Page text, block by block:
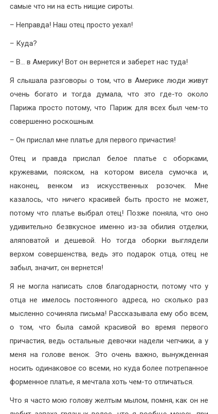
самые что ни на есть нищие сироты.
– Неправда! Наш отец просто уехал!
– Куда?
– В… в Америку! Вот он вернется и заберет нас туда!
Я слышала разговоры о том, что в Америке люди живут
очень богато и тогда думала, что это где-то около
Парижа просто потому, что Париж для всех был чем-то
совершенно роскошным.
– Он прислал мне платье для первого причастия!
Отец и правда прислал белое платье с оборками,
кружевами, пояском, на котором висела сумочка и,
наконец, венком из искусственных розочек. Мне
казалось, что ничего красивей быть просто не может,
потому что платье выбрал отец! Позже поняла, что оно
удивительно безвкусное именно из-за обилия отделки,
аляповатой и дешевой. Но тогда оборки выглядели
верхом совершенства, ведь это подарок отца, отец не
забыл, значит, он вернется!
Я не могла написать слов благодарности, потому что у
отца не имелось постоянного адреса, но сколько раз
мысленно сочиняла письма! Рассказывала ему обо всем,
о том, что была самой красивой во время первого
причастия, ведь остальные девочки надели чепчики, а у
меня на голове венок. Это очень важно, вынужденная
носить одинаковое со всеми, но куда более потрепанное
форменное платье, я мечтала хоть чем-то отличаться.
Что я часто мою голову желтым мылом, помня, как он не